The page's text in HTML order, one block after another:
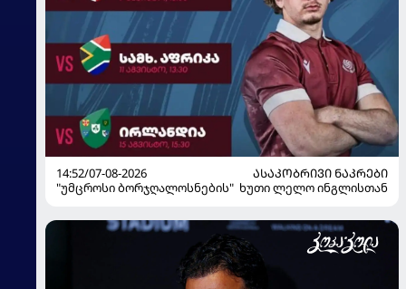
14:52/07-08-2026
ᲐᲡᲐᲙᲝᲑᲠᲘᲕᲘ ᲜᲐᲙᲠᲔᲑᲘ
"უმცროსი ბორჯღალოსნების" ხუთი ლელო ინგლისთან